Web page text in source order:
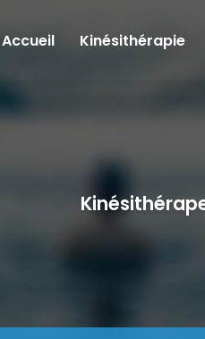
Accueil
Kinésithérapie